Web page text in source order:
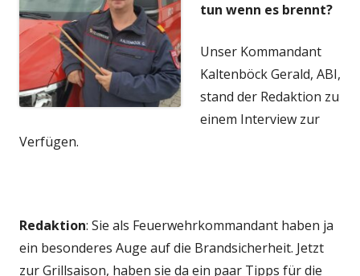
tun wenn es brennt?
Unser Kommandant
Kaltenböck Gerald, ABI,
stand der Redaktion zu
einem Interview zur
Verfügen.
Redaktion: Sie als Feuerwehrkommandant haben ja
ein besonderes Auge auf die Brandsicherheit. Jetzt
zur Grillsaison, haben sie da ein paar Tipps für die